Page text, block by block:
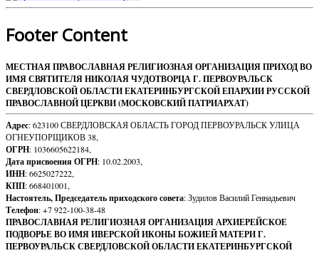
Footer Content
МЕСТНАЯ ПРАВОСЛАВНАЯ РЕЛИГИОЗНАЯ ОРГАНИЗАЦИЯ ПРИХОД ВО
ИМЯ СВЯТИТЕЛЯ НИКОЛАЯ ЧУДОТВОРЦА Г. ПЕРВОУРАЛЬСК
СВЕРДЛОВСКОЙ ОБЛАСТИ ЕКАТЕРИНБУРГСКОЙ ЕПАРХИИ РУССКОЙ
ПРАВОСЛАВНОЙ ЦЕРКВИ (МОСКОВСКИЙ ПАТРИАРХАТ)
Адрес: 623100 СВЕРДЛОВСКАЯ ОБЛАСТЬ ГОРОД ПЕРВОУРАЛЬСК УЛИЦА
ОГНЕУПОРЩИКОВ 38,
ОГРН: 1036605622184,
Дата присвоения ОГРН: 10.02.2003,
ИНН: 6625027222,
КПП: 668401001,
Настоятель, Председатель приходского совета: Зудилов Василий Геннадьевич
Телефон: +7 922-100-38-48
ПРАВОСЛАВНАЯ РЕЛИГИОЗНАЯ ОРГАНИЗАЦИЯ АРХИЕРЕЙСКОЕ
ПОДВОРЬЕ ВО ИМЯ ИВЕРСКОЙ ИКОНЫ БОЖИЕЙ МАТЕРИ Г.
ПЕРВОУРАЛЬСК СВЕРДЛОВСКОЙ ОБЛАСТИ ЕКАТЕРИНБУРГСКОЙ